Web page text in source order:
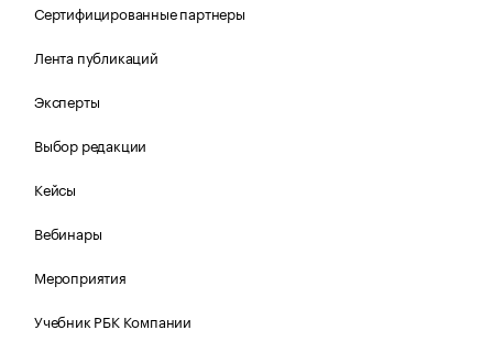
Сертифицированные партнеры
Лента публикаций
Эксперты
Выбор редакции
Кейсы
Вебинары
Мероприятия
Учебник РБК Компании